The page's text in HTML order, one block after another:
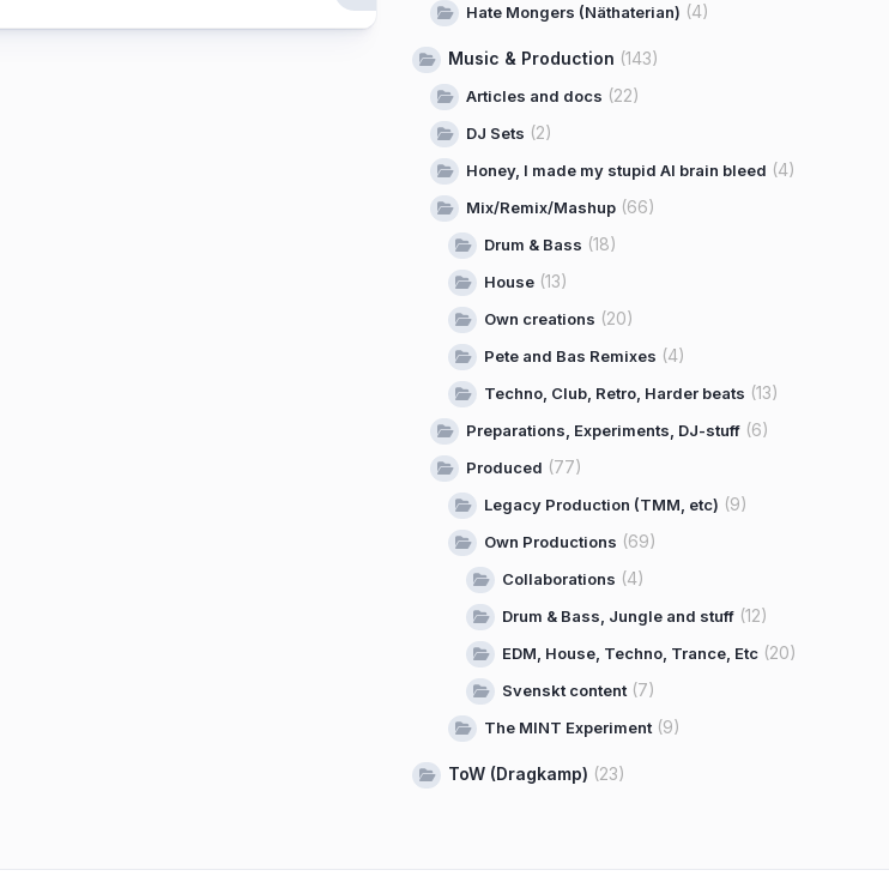
Hate Mongers (Näthaterian) (4)
Music & Production (143)
Articles and docs (22)
DJ Sets (2)
Honey, I made my stupid AI brain bleed (4)
Mix/Remix/Mashup (66)
Drum & Bass (18)
House (13)
Own creations (20)
Pete and Bas Remixes (4)
Techno, Club, Retro, Harder beats (13)
Preparations, Experiments, DJ-stuff (6)
Produced (77)
Legacy Production (TMM, etc) (9)
Own Productions (69)
Collaborations (4)
Drum & Bass, Jungle and stuff (12)
EDM, House, Techno, Trance, Etc (20)
Svenskt content (7)
The MINT Experiment (9)
ToW (Dragkamp) (23)